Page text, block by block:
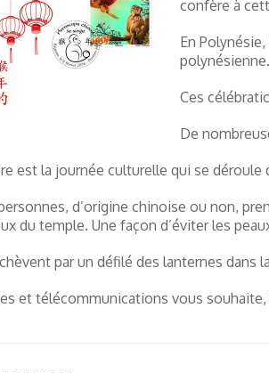
confère à
En
polynésienne.
Ces
De
est la journée culturelle qui se
d’origine chinoise ou non,
du temple. Une façon d’éviter les
par un défilé des lanternes dans
et télécommunications vous